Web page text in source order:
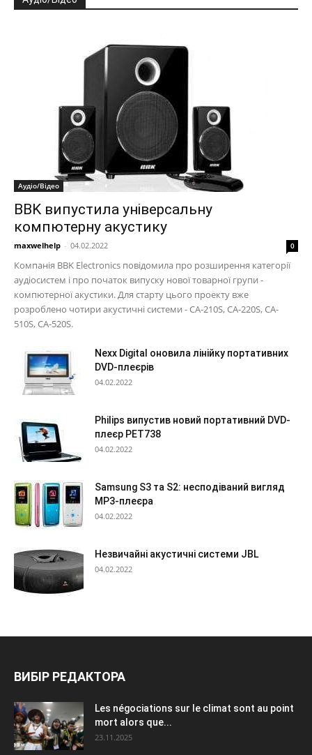
Аудіо/Відео
BBK випустила універсальну
компютерну акустику
maxwelhelp - 04.02.2022 0
Компанія BBK Electronics повідомила про розширення категорії
аудіосистем і про початок випуску нової товарної групи -
компютерної акустики. Для старту цього проекту вже
розроблено чотири акустичні системи - CA-210S, CA-220S, CA-
510S, CA-520S.
Nexx Digital оновила лінійку портативних
DVD-плеєрів
04.02.2022
Philips випустив новий портативний DVD-
плеєр PET738
04.02.2022
Samsung S3 та S2: несподіваний вигляд
МР3-плеєра
04.02.2022
Незвичайні акустичні системи JBL
04.02.2022
ВИБІР РЕДАКТОРА
Les négociations sur le climat sont au point
mort alors que...
23.11.2025